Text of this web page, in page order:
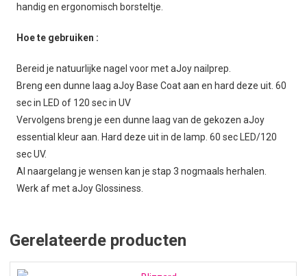
handig en ergonomisch borsteltje.
Hoe te gebruiken :
Bereid je natuurlijke nagel voor met aJoy nailprep.
Breng een dunne laag aJoy Base Coat aan en hard deze uit. 60
sec in LED of 120 sec in UV
Vervolgens breng je een dunne laag van de gekozen aJoy
essential kleur aan. Hard deze uit in de lamp. 60 sec LED/120
sec UV.
Al naargelang je wensen kan je stap 3 nogmaals herhalen.
Werk af met aJoy Glossiness.
Gerelateerde producten